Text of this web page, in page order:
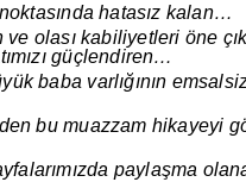
hatasız kalan…
olası kabiliyetleri öne
güçlendiren…
baba varlığının
bu muazzam hikayeyi
paylaşma